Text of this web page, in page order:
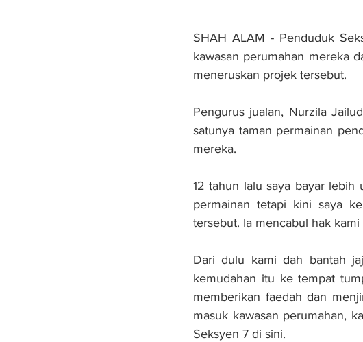
SHAH ALAM - Penduduk
kawasan perumahan mereka
meneruskan projek tersebut.
Pengurus jualan, Nurzila
satunya taman permainan
mereka.
12 tahun lalu saya bayar lebih
permainan tetapi kini saya
tersebut. Ia mencabul hak
Dari dulu kami dah bantah
kemudahan itu ke tempat
memberikan faedah dan
masuk kawasan perumahan,
Seksyen 7 di sini.